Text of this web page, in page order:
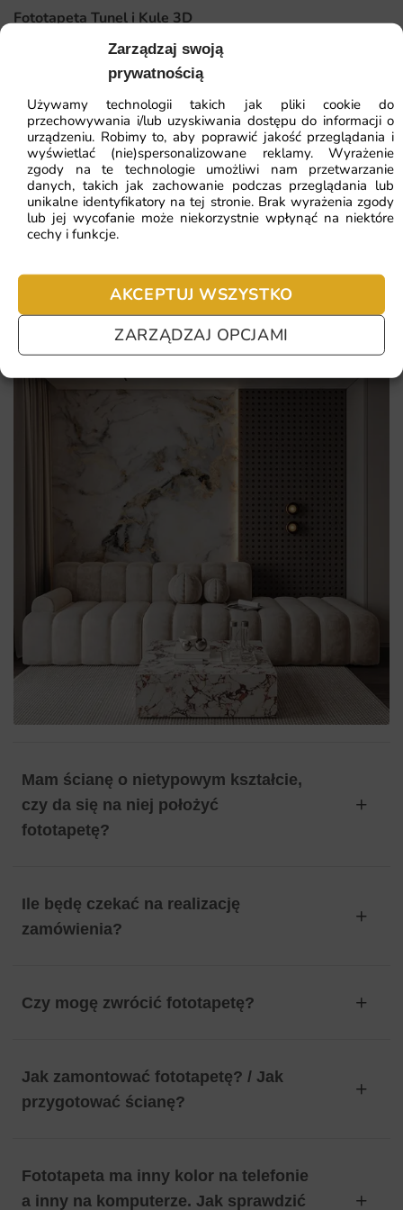
Zarządzaj swoją
prywatnością
Używamy technologii takich jak pliki cookie do
przechowywania i/lub uzyskiwania dostępu do informacji o
urządzeniu. Robimy to, aby poprawić jakość przeglądania i
wyświetlać (nie)spersonalizowane reklamy. Wyrażenie
zgody na te technologie umożliwi nam przetwarzanie
danych, takich jak zachowanie podczas przeglądania lub
unikalne identyfikatory na tej stronie. Brak wyrażenia zgody
lub jej wycofanie może niekorzystnie wpłynąć na niektóre
cechy i funkcje.
AKCEPTUJ WSZYSTKO
ZARZĄDZAJ OPCJAMI
która zmienia charakter pomieszczenia. Łączy artystyczny
oryginalny motyw klasyczny w klimacie, który nadaje
wnętrzu indywidualny styl;
żywe, trwałe kolory utrzymane w tonacji nasycone, ciemne
czerwienie, odporne na blaknięcie;
wydruk na wymiar dopasowany do Twojej ściany, bez
kompromisów w proporcjach;
łatwy montaż na klej do flizeliny i bezpieczne, ekologiczne
Fototapeta Tunel i Kule 3D
zł
Najniższa cena z 30 dni:41.93 zł
ZOBACZ WSZYSTKIE
Najczęściej zadawane pytania
nie chcesz czekać – sprawdź najczęściej zadawane pytania.
Mam ścianę o nietypowym kształcie,
czy da się na niej położyć
fototapetę?
Ile będę czekać na realizację
zamówienia?
Czy mogę zwrócić fototapetę?
Jak zamontować fototapetę? / Jak
przygotować ścianę?
Fototapeta ma inny kolor na telefonie
a inny na komputerze. Jak sprawdzić